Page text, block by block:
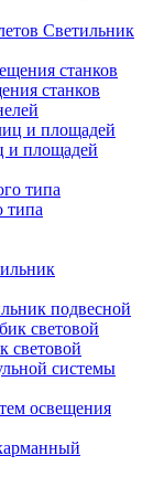
Светильник
станков
и площадей
типа
подвесной
световой
системы
освещения